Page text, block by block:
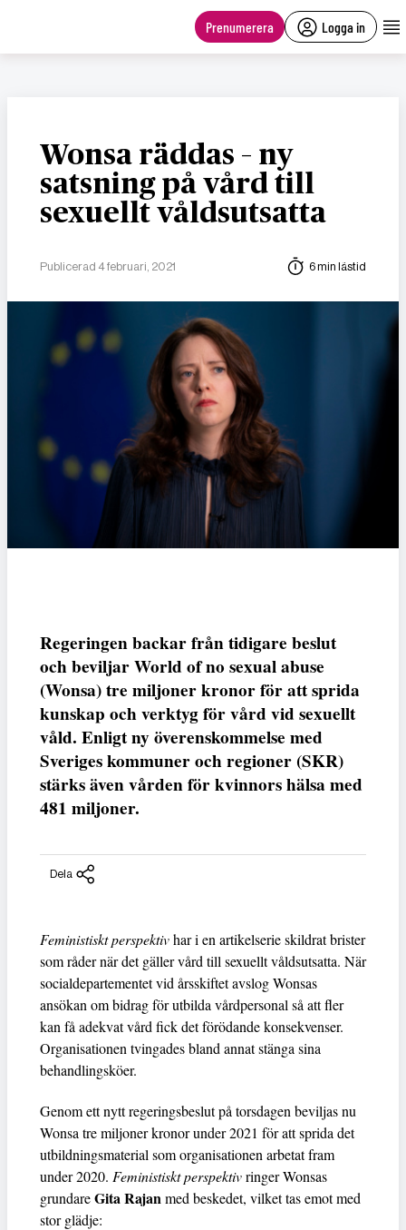
Prenumerera Logga in
Wonsa räddas – ny
satsning på vård till
sexuellt våldsutsatta
Publicerad 4 februari, 2021 6 min lästid
Regeringen backar från tidigare beslut
och beviljar World of no sexual abuse
(Wonsa) tre miljoner kronor för att sprida
kunskap och verktyg för vård vid sexuellt
våld. Enligt ny överenskommelse med
Sveriges kommuner och regioner (SKR)
stärks även vården för kvinnors hälsa med
481 miljoner.
Dela
Feministiskt perspektivhar i en artikelserie skildrat brister
som råder när det gäller vård till sexuellt våldsutsatta. När
socialdepartementet vid årsskiftet avslog Wonsas
ansökan om bidrag för utbilda vårdpersonal så att fler
kan få adekvat vård fick det förödande konsekvenser.
Organisationen tvingades bland annat stänga sina
behandlingsköer.
Genom ett nytt regeringsbeslut på torsdagen beviljas nu
Wonsa tre miljoner kronor under 2021 för att sprida det
utbildningsmaterial som organisationen arbetat fram
under 2020. Feministiskt perspektivringer Wonsas
grundareGita Rajanmed beskedet, vilket tas emot med
stor glädje: